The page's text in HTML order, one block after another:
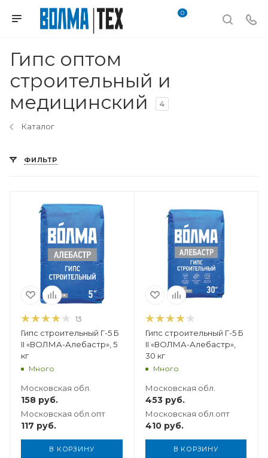
0
Гипс оптом
строительный и
медицинский
4
Каталог
ФИЛЬТР
13
Гипс строительный Г-5 Б
II «ВОЛМА-Алебастр», 5
кг
Много
Московская обл.
158 руб.
Московская обл.опт
117 руб.
В КОРЗИНУ
Вес, кг
30
Гипс строительный Г-5 Б
II «ВОЛМА-Алебастр»,
30 кг
Много
Московская обл.
453руб.
Московская обл.опт
410руб.
В КОРЗИНУ